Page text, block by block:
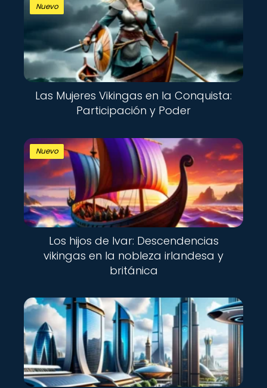
Nuevo
Las Mujeres Vikingas en la Conquista:
Participación y Poder
Nuevo
Los hijos de Ivar: Descendencias
vikingas en la nobleza irlandesa y
británica